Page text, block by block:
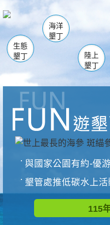
海生館
恆春
龍鑾潭自然中心
瓊麻館
關山
白砂
生態
墾丁
海洋
墾丁
陸上
墾丁
與國家公園有約-優
墾管處推低碳水上活動
115